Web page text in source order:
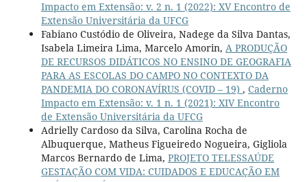
Impacto em Extensão: v. 2 n. 1 (2022): XV Encontro de
Extensão Universitária da UFCG
Fabiano Custódio de Oliveira, Nadege da Silva Dantas,
Isabela Limeira Lima, Marcelo Amorin, A PRODUÇÃO
DE RECURSOS DIDÁTICOS NO ENSINO DE GEOGRAFIA
PARA AS ESCOLAS DO CAMPO NO CONTEXTO DA
PANDEMIA DO CORONAVÍRUS (COVID – 19) , Caderno
Impacto em Extensão: v. 1 n. 1 (2021): XIV Encontro
de Extensão Universitária da UFCG
Adrielly Cardoso da Silva, Carolina Rocha de
Albuquerque, Matheus Figueiredo Nogueira, Gigliola
Marcos Bernardo de Lima, PROJETO TELESSAÚDE
GESTAÇÃO COM VIDA: CUIDADOS E EDUCAÇÃO EM